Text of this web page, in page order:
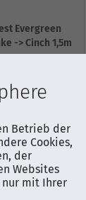
Betrieb der
Cookies,
der
Websites
nur mit Ihrer
Evergreen
-> Cinch 1,5m
€ *